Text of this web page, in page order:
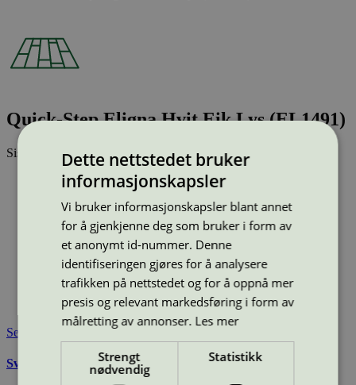
Quick-Step Eligna Hvit Eik Lys (EL1491)
Sist oppdatert
24 feb 2026
Type: Laminatgulv
3029 0001
Svanemerket
Merkevare: Quick-Step
Merkevare nettside: https://www.quick-step.no/nb-no/
Lisensinnehaver: Unilin BV, division Flooring
Lisensinnehaver nettside:
http://www.unilin.com
Tilgjengelig i:
Norge, Sverige, Finland, Danmark, Utenfor
Norden
Se også
Svanemerkets krav til gulv og gulvunderlag
Dette nettstedet bruker
informasjonskapsler
Vi bruker informasjonskapsler blant annet
for å gjenkjenne deg som bruker i form av
et anonymt id-nummer. Denne
identifiseringen gjøres for å analysere
trafikken på nettstedet og for å oppnå mer
presis og relevant markedsføring i form av
målretting av annonser. Les mer
Strengt
nødvendig
Statistikk